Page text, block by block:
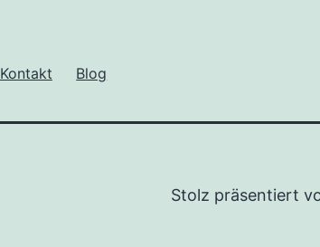
Kontakt Blog
Stolz präsentiert